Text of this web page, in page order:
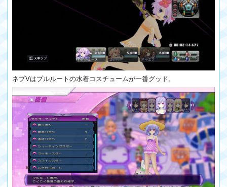
ネプVはプルルートの水着コスチュームが一番グッド。